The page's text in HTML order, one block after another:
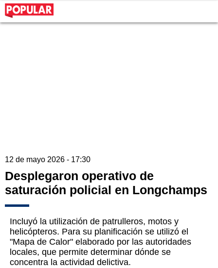
12 de mayo 2026 - 17:30
Desplegaron operativo de
saturación policial en Longchamps
Incluyó la utilización de patrulleros, motos y
helicópteros. Para su planificación se utilizó el
"Mapa de Calor" elaborado por las autoridades
locales, que permite determinar dónde se
concentra la actividad delictiva.